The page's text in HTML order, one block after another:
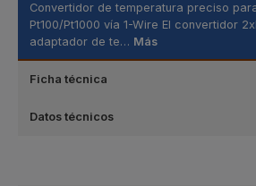
Convertidor de temperatura preciso
Pt100/Pt1000 vía 1-Wire El convertidor
adaptador de te… Más
Ficha técnica
Datos técnicos